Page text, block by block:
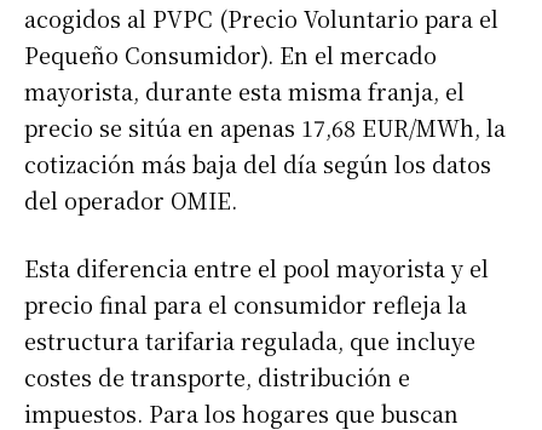
acogidos al PVPC (Precio Voluntario para el
Pequeño Consumidor). En el mercado
mayorista, durante esta misma franja, el
precio se sitúa en apenas 17,68 EUR/MWh, la
cotización más baja del día según los datos
del operador OMIE.
Esta diferencia entre el pool mayorista y el
precio final para el consumidor refleja la
estructura tarifaria regulada, que incluye
costes de transporte, distribución e
impuestos. Para los hogares que buscan